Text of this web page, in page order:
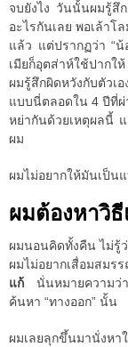
จบยังไง วันนั้นผมรู้สึ
อะไรกันเลย พอเล้าโ
แล้ว แต่ปรากฏว่า “
เมียก็อุตส่าห์ใช้ปาก
ผมรู้สึกผิดหวังกับตัว
แบบนี่ตลอดใน 4 ปีที่ผ่
หย่ากันด้วยเหตุผลนี้
ผม
ผมไม่อยากให้มันเป็น
ผมต้องหาวิธี
ผมนอนคิดทั้งคืน ไม่รู้
ผมไม่อยากเสื่อมสมร
แก้ นั่นหมายความ
ค้นหา “ทางออก” นั้น
ผมเลยลุกขึ้นมานั่งห